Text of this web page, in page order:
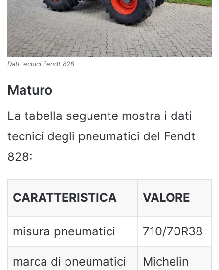
Dati tecnici Fendt 828
Maturo
La tabella seguente mostra i dati
tecnici degli pneumatici del Fendt
828:
CARATTERISTICA VALORE
misura pneumatici 710/70R38
marca di pneumatici Michelin